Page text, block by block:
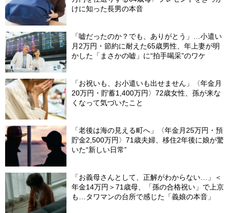
けに知った長男の本音
「嘘だったのか？でも、ありがとう」…小遣い
月2万円・節約に耐えた65歳男性、年上妻が明
かした「まさかの嘘」に“拍手喝采”のワケ
「お祝いも、お小遣いも出せません」〈年金月
20万円・貯蓄1,400万円〉72歳女性、孫が来な
くなって気づいたこと
「老後は海の見える町へ」〈年金月25万円・預
貯金2,500万円〉71歳夫婦、移住2年後に娘が驚
いた“新しい日常”
「お義母さんとして、正解がわからない…」＜
年金14万円＞71歳母、「孫の合格祝い」で上京
も…タワマンの台所で感じた「義娘の本音」